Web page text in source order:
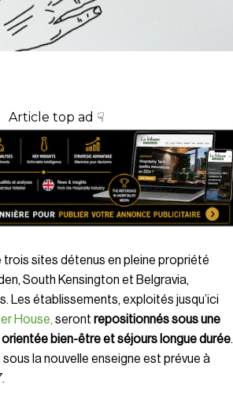
Article top ad ☟
sites détenus en pleine propriété
South Kensington et Belgravia,
Les établissements, exploités jusqu’ici
House, seront repositionnés sous une
orientée bien-être et séjours longue durée.
la nouvelle enseigne est prévue à